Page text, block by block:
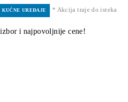
KUĆNE UREĐAJE
* Akcija traje do isteka
i najpovoljnije cene!